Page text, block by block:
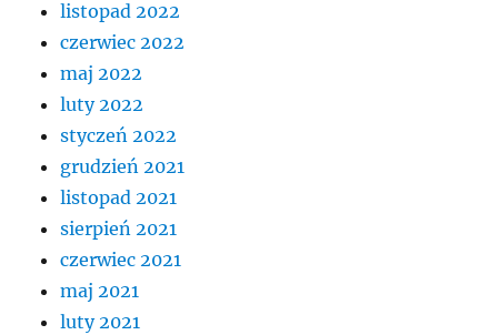
listopad 2022
czerwiec 2022
maj 2022
luty 2022
styczeń 2022
grudzień 2021
listopad 2021
sierpień 2021
czerwiec 2021
maj 2021
luty 2021